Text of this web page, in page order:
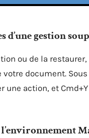
d’une gestion
ou de la
document. Sous
une action, et